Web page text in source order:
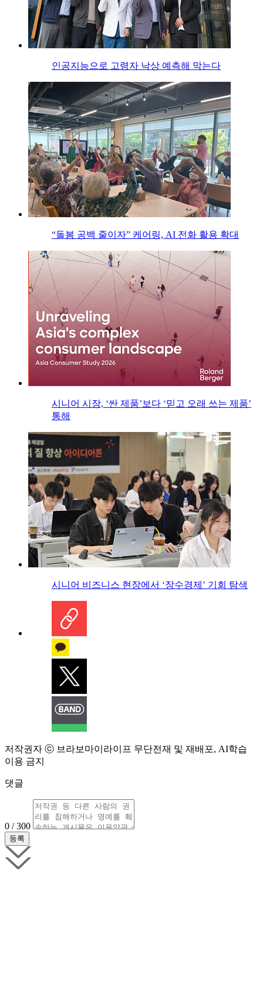
인공지능으로 고령자 낙상 예측해 막는다
“돌봄 공백 줄이자” 케어링, AI 전화 활용 확대
시니어 시장, ‘싼 제품’보다 ‘믿고 오래 쓰는 제품’
통해
시니어 비즈니스 현장에서 ‘장수경제’ 기회 탐색
저작권자 ⓒ 브라보마이라이프 무단전재 및 재배포, AI학습
이용 금지
댓글
0 / 300